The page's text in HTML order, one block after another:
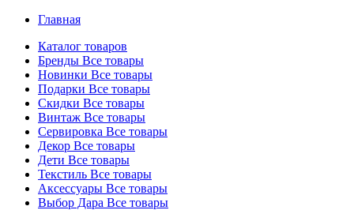
Главная
Каталог товаров
Бренды Все товары
Новинки Все товары
Подарки Все товары
Скидки Все товары
Винтаж Все товары
Сервировка Все товары
Декор Все товары
Дети Все товары
Текстиль Все товары
Аксессуары Все товары
Выбор Дара Все товары